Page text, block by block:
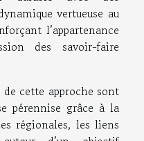
vertueuse au
l’appartenance
des savoir-faire
cette approche sont
pérennise grâce à la
régionales, les liens